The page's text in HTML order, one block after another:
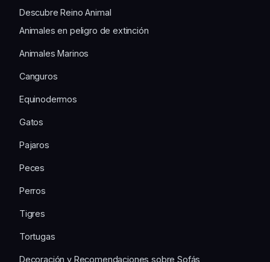
Descubre Reino Animal
Animales en peligro de extinción
Animales Marinos
Canguros
Equinodermos
Gatos
Pajaros
Peces
Perros
Tigres
Tortugas
Decoración y Recomendaciones sobre Sofás